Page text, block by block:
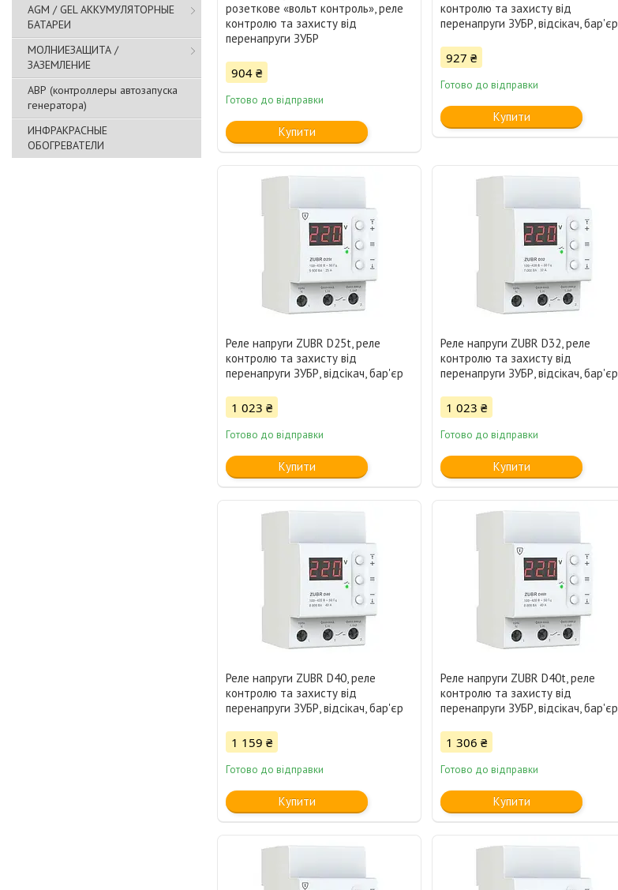
AGM / GEL АККУМУЛЯТОРНЫЕ
БАТАРЕИ
МОЛНИЕЗАЩИТА /
ЗАЗЕМЛЕНИЕ
АВР (контроллеры автозапуска
генератора)
ИНФРАКРАСНЫЕ
ОБОГРЕВАТЕЛИ
розеткове «вольт контроль», реле
контролю та захисту від
перенапруги ЗУБР
904 ₴
Готово до відправки
Купити
контролю та захисту від
перенапруги ЗУБР, відсікач, бар'єр
927 ₴
Готово до відправки
Купити
Реле напруги ZUBR D25t, реле
контролю та захисту від
перенапруги ЗУБР, відсікач, бар'єр
1 023 ₴
Готово до відправки
Купити
Реле напруги ZUBR D32, реле
контролю та захисту від
перенапруги ЗУБР, відсікач, бар'єр
1 023 ₴
Готово до відправки
Купити
Реле напруги ZUBR D40, реле
контролю та захисту від
перенапруги ЗУБР, відсікач, бар'єр
1 159 ₴
Готово до відправки
Купити
Реле напруги ZUBR D40t, реле
контролю та захисту від
перенапруги ЗУБР, відсікач, бар'єр
1 306 ₴
Готово до відправки
Купити